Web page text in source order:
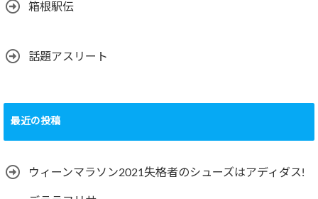
箱根駅伝
話題アスリート
最近の投稿
ウィーンマラソン2021失格者のシューズはアディダス!